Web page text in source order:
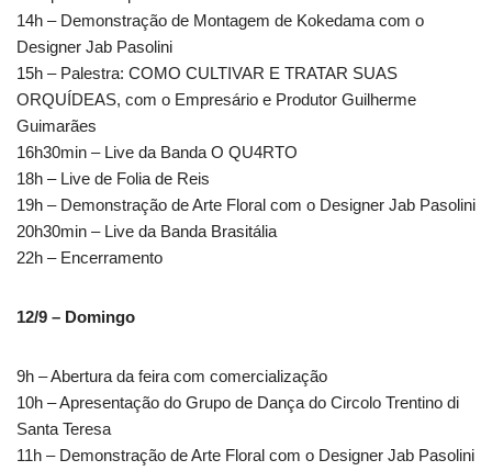
14h – Demonstração de Montagem de Kokedama com o
Designer Jab Pasolini
15h – Palestra: COMO CULTIVAR E TRATAR SUAS
ORQUÍDEAS, com o Empresário e Produtor Guilherme
Guimarães
16h30min – Live da Banda O QU4RTO
18h – Live de Folia de Reis
19h – Demonstração de Arte Floral com o Designer Jab Pasolini
20h30min – Live da Banda Brasitália
22h – Encerramento
12/9 – Domingo
9h – Abertura da feira com comercialização
10h – Apresentação do Grupo de Dança do Circolo Trentino di
Santa Teresa
11h – Demonstração de Arte Floral com o Designer Jab Pasolini